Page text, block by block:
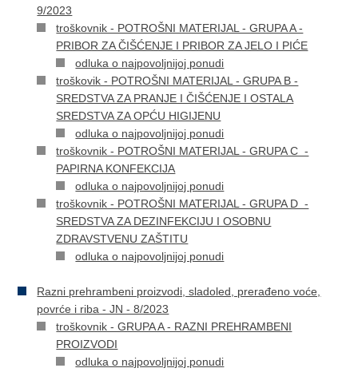
9/2023
troškovnik - POTROŠNI MATERIJAL - GRUPA A -
PRIBOR ZA ČIŠĆENJE I PRIBOR ZA JELO I PIĆE
odluka o najpovoljnijoj ponudi
troškovik - POTROŠNI MATERIJAL - GRUPA B -
SREDSTVA ZA PRANJE I ČIŠĆENJE I OSTALA
SREDSTVA ZA OPĆU HIGIJENU
odluka o najpovoljnijoj ponudi
troškovnik - POTROŠNI MATERIJAL - GRUPA C -
PAPIRNA KONFEKCIJA
odluka o najpovoljnijoj ponudi
troškovnik - POTROŠNI MATERIJAL - GRUPA D -
SREDSTVA ZA DEZINFEKCIJU I OSOBNU
ZDRAVSTVENU ZAŠTITU
odluka o najpovoljnijoj ponudi
Razni prehrambeni proizvodi, sladoled, prerađeno voće,
povrće i riba - JN - 8/2023
troškovnik - GRUPA A - RAZNI PREHRAMBENI
PROIZVODI
odluka o najpovoljnijoj ponudi